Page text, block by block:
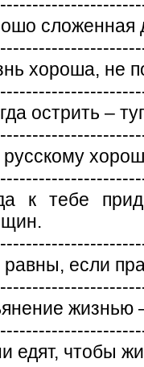
сложенная
хороша, не
острить –
русскому
к тебе
равны, если
жизнью
едят, чтобы